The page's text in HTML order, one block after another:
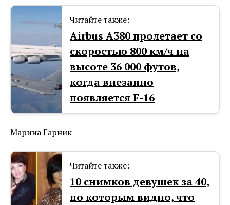
Читайте также:
Airbus А380 пролетает со
скоростью 800 км/ч на
высоте 36 000 футов,
когда внезапно
появляется F-16
Марина Гарник
Читайте также:
10 снимков девушек за 40,
по которым видно, что